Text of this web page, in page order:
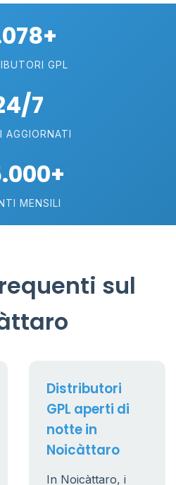
GPL
7
AGGIORNATI
MENSILI
sul
Distributori
GPL aperti di
notte in
Noicàttaro
In Noicàttaro, i